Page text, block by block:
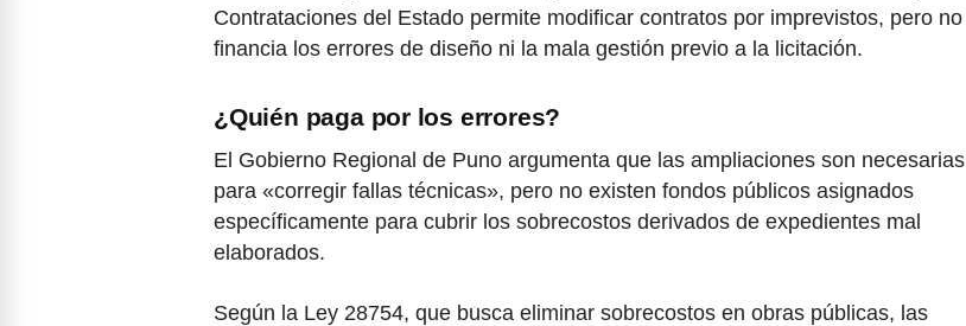
Contrataciones del Estado permite modificar contratos por imprevistos, pero no
financia los errores de diseño ni la mala gestión previo a la licitación.
¿Quién paga por los errores?
El Gobierno Regional de Puno argumenta que las ampliaciones son necesarias
para «corregir fallas técnicas», pero no existen fondos públicos asignados
específicamente para cubrir los sobrecostos derivados de expedientes mal
elaborados.
Según la Ley 28754, que busca eliminar sobrecostos en obras públicas, las